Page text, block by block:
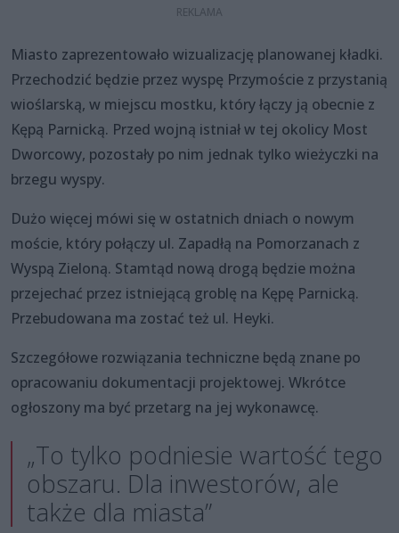
Miasto zaprezentowało wizualizację planowanej kładki.
Przechodzić będzie przez wyspę Przymoście z przystanią
wioślarską, w miejscu mostku, który łączy ją obecnie z
Kępą Parnicką. Przed wojną istniał w tej okolicy Most
Dworcowy, pozostały po nim jednak tylko wieżyczki na
brzegu wyspy.
Dużo więcej mówi się w ostatnich dniach o nowym
moście, który połączy ul. Zapadłą na Pomorzanach z
Wyspą Zieloną. Stamtąd nową drogą będzie można
przejechać przez istniejącą groblę na Kępę Parnicką.
Przebudowana ma zostać też ul. Heyki.
Szczegółowe rozwiązania techniczne będą znane po
opracowaniu dokumentacji projektowej. Wkrótce
ogłoszony ma być przetarg na jej wykonawcę.
„To tylko podniesie wartość tego
obszaru. Dla inwestorów, ale
także dla miasta”